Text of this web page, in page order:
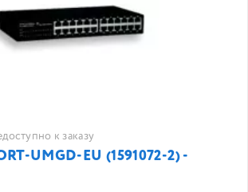
к заказу
UMGD-EU (1591072-2) -